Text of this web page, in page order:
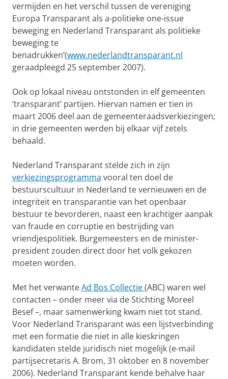
vermijden en het verschil tussen de vereniging
Europa Transparant als a-politieke one-issue
beweging en Nederland Transparant als politieke
beweging te
benadrukken’(www.nederlandtransparant.nl
geraadpleegd 25 september 2007).
Ook op lokaal niveau ontstonden in elf gemeenten
‘transparant’ partijen. Hiervan namen er tien in
maart 2006 deel aan de gemeenteraadsverkiezingen;
in drie gemeenten werden bij elkaar vijf zetels
behaald.
Nederland Transparant stelde zich in zijn
verkiezingsprogramma vooral ten doel de
bestuurscultuur in Nederland te vernieuwen en de
integriteit en transparantie van het openbaar
bestuur te bevorderen, naast een krachtiger aanpak
van fraude en corruptie en bestrijding van
vriendjespolitiek. Burgemeesters en de minister-
president zouden direct door het volk gekozen
moeten worden.
Met het verwanteAd Bos Collectie(ABC) waren wel
contacten – onder meer via de Stichting Moreel
Besef –, maar samenwerking kwam niet tot stand.
Voor Nederland Transparant was een lijstverbinding
met een formatie die niet in alle kieskringen
kandidaten stelde juridisch niet mogelijk (e-mail
partijsecretaris A. Brom, 31 oktober en 8 november
2006). Nederland Transparant kende behalve haar